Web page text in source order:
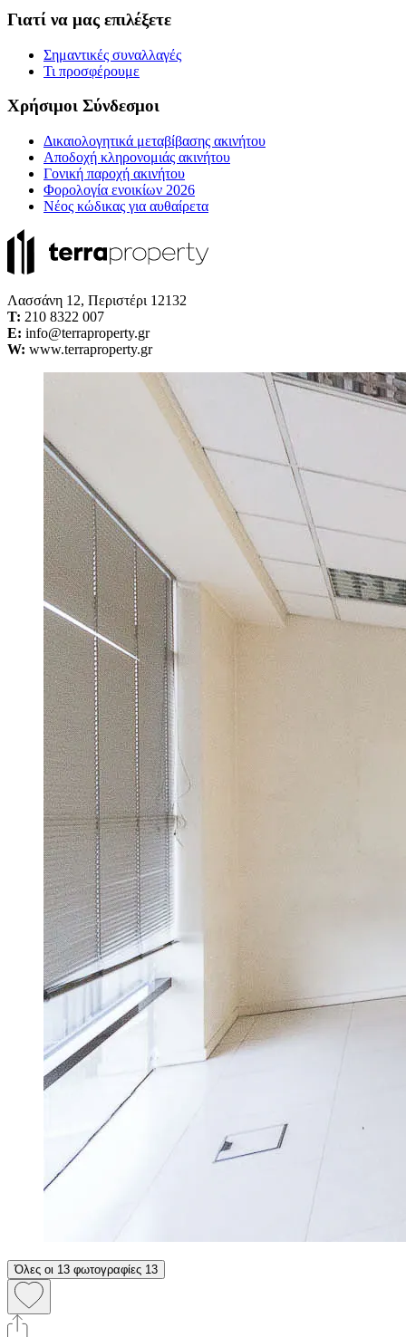
Γιατί να μας επιλέξετε
Σημαντικές συναλλαγές
Τι προσφέρουμε
Χρήσιμοι Σύνδεσμοι
Δικαιολογητικά μεταβίβασης ακινήτου
Αποδοχή κληρονομιάς ακινήτου
Γονική παροχή ακινήτου
Φορολογία ενοικίων 2026
Νέος κώδικας για αυθαίρετα
Λασσάνη 12, Περιστέρι 12132
Τ: 210 8322 007
E: info@terraproperty.gr
W: www.terraproperty.gr
Όλες οι 13 φωτογραφίες 13